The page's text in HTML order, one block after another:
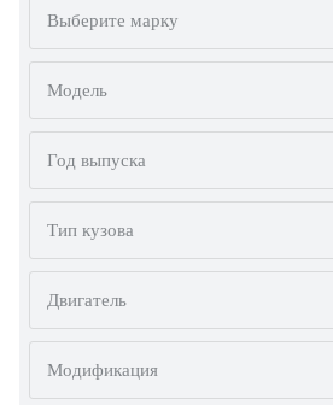
Выберите марку
ALFA ROMEO
AUDI
BMW
BYD
CADILLAC
CHERY
Модель
Год выпуска
Тип кузова
Двигатель
Модификация